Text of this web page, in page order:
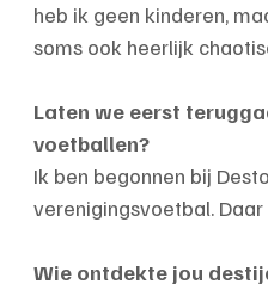
heb ik geen kinderen,
soms ook heerlijk
Laten we eerst
voetballen?
Ik ben begonnen bij
verenigingsvoetbal.
Wie ontdekte jou